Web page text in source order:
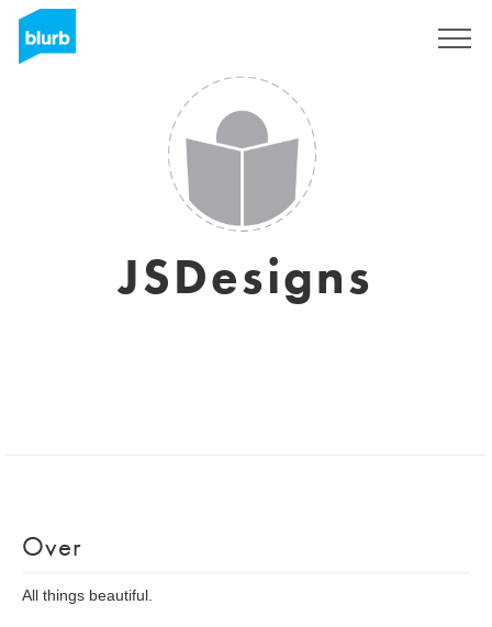
JSDesigns
Over
All things beautiful.